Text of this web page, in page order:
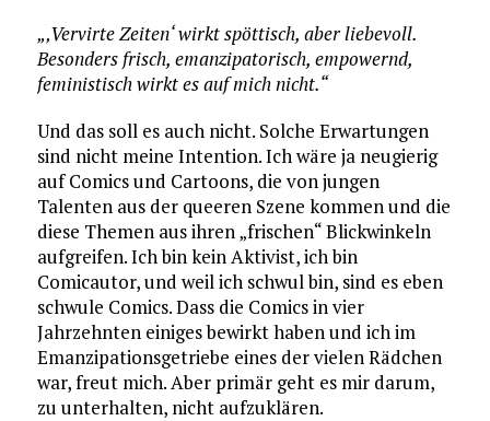
„‚Vervirte Zeiten‘ wirkt spöttisch, aber liebevoll.
Besonders frisch, emanzipatorisch, empowernd,
feministisch wirkt es auf mich nicht.“
Und das soll es auch nicht. Solche Erwartungen
sind nicht meine Intention. Ich wäre ja neugierig
auf Comics und Cartoons, die von jungen
Talenten aus der queeren Szene kommen und die
diese Themen aus ihren „frischen“ Blickwinkeln
aufgreifen. Ich bin kein Aktivist, ich bin
Comicautor, und weil ich schwul bin, sind es eben
schwule Comics. Dass die Comics in vier
Jahrzehnten einiges bewirkt haben und ich im
Emanzipationsgetriebe eines der vielen Rädchen
war, freut mich. Aber primär geht es mir darum,
zu unterhalten, nicht aufzuklären.